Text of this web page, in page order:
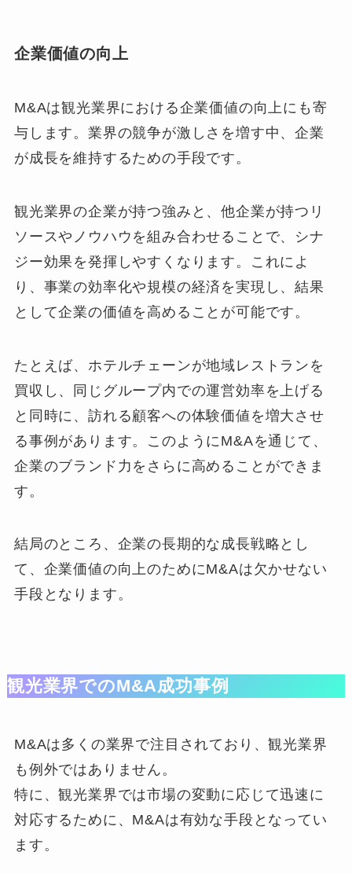
企業価値の向上
M&Aは観光業界における企業価値の向上にも寄
与します。業界の競争が激しさを増す中、企業
が成長を維持するための手段です。
観光業界の企業が持つ強みと、他企業が持つリ
ソースやノウハウを組み合わせることで、シナ
ジー効果を発揮しやすくなります。これによ
り、事業の効率化や規模の経済を実現し、結果
として企業の価値を高めることが可能です。
たとえば、ホテルチェーンが地域レストランを
買収し、同じグループ内での運営効率を上げる
と同時に、訪れる顧客への体験価値を増大させ
る事例があります。このようにM&Aを通じて、
企業のブランド力をさらに高めることができま
す。
結局のところ、企業の長期的な成長戦略とし
て、企業価値の向上のためにM&Aは欠かせない
手段となります。
観光業界でのM&A成功事例
M&Aは多くの業界で注目されており、観光業界
も例外ではありません。
特に、観光業界では市場の変動に応じて迅速に
対応するために、M&Aは有効な手段となってい
ます。